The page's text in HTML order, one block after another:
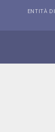
ENTITÀ